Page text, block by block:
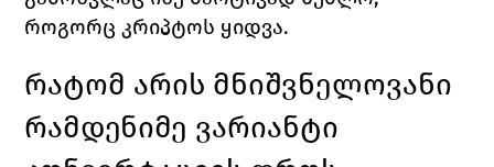
როგორც კრიპტოს ყიდვა.
რატომ არის მნიშვნელოვანი
რამდენიმე ვარიანტი